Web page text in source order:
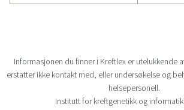
Informasjonen du finner i Kreftlex er utelukkende
erstatter ikke kontakt med, eller undersøkelse og
helsepersonell.
Institutt for kreftgenetikk og